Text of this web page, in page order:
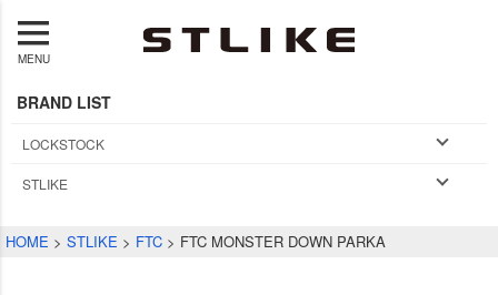
MENU
BRAND LIST
LOCKSTOCK
STLIKE
HOME STLIKE FTC FTC MONSTER DOWN PARKA